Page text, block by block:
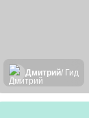
Дмитрий/ Гид